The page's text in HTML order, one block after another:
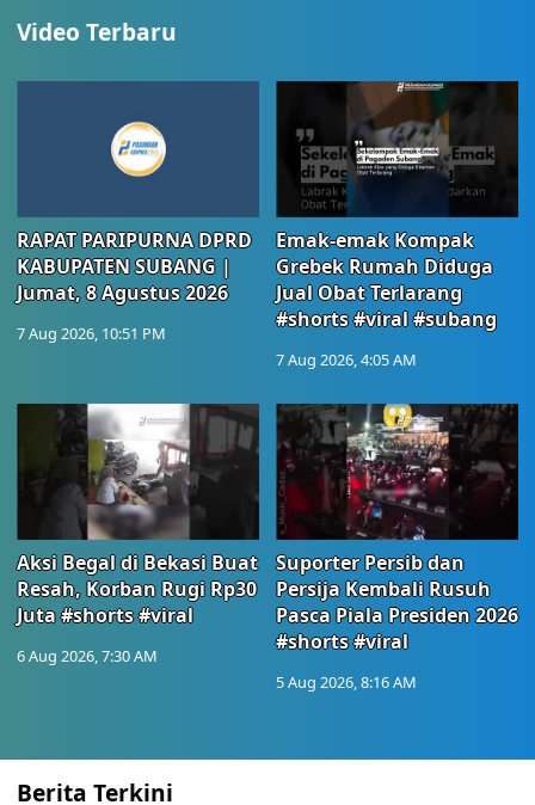
Video Terbaru
RAPAT PARIPURNA DPRD
KABUPATEN SUBANG |
Jumat, 8 Agustus 2026
7 Aug 2026, 10:51 PM
Emak-emak Kompak
Grebek Rumah Diduga
Jual Obat Terlarang
#shorts #viral #subang
7 Aug 2026, 4:05 AM
Aksi Begal di Bekasi Buat
Resah, Korban Rugi Rp30
Juta #shorts #viral
6 Aug 2026, 7:30 AM
Suporter Persib dan
Persija Kembali Rusuh
Pasca Piala Presiden 2026
#shorts #viral
5 Aug 2026, 8:16 AM
Berita Terkini